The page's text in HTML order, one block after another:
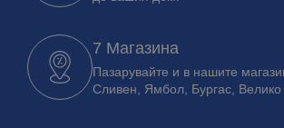
7 Магазина
Пазарувайте и в нашите
Сливен, Ямбол, Бургас, Велико